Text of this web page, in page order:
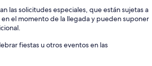
las solicitudes especiales, que están sujetas a
el momento de la llegada y pueden suponer
fiestas u otros eventos en las